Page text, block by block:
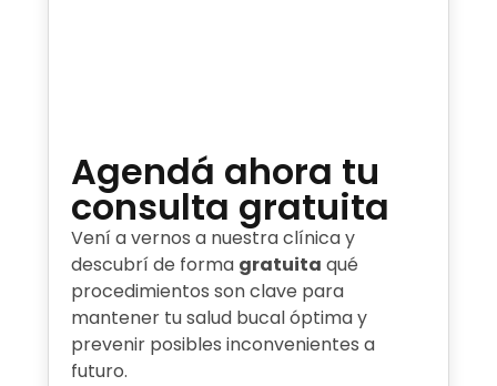
Agendá ahora tu
consulta gratuita
Vení a vernos a nuestra clínica y
descubrí de forma gratuita qué
procedimientos son clave para
mantener tu salud bucal óptima y
prevenir posibles inconvenientes a
futuro.